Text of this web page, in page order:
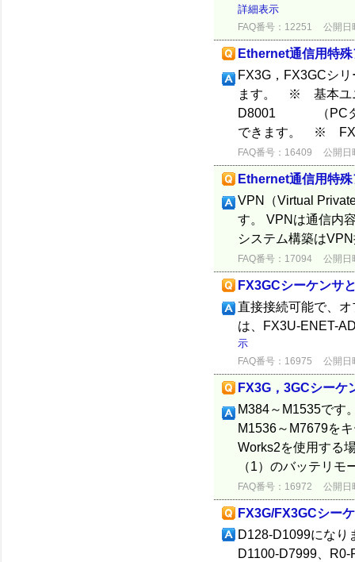
詳細表示
FAQ番号：12251 公開日
Ethernet通信用特
FX3G，FX3GCシ
ます。 ※ 基本ユニ
D8001 （PCタイ
できます。 ※
FAQ番号：16409 公開日
Ethernet通信用特
VPN（Virtual
す。 VPNは通信内
システム構築は
FAQ番号：17094 公開日
FX3GCシーケンサ
直接接続可能で、
は、FX3U-ENET-
示
FAQ番号：16975 公開日
FX3G，3GCシーケ
M384～M1535です
M1536～M7679を
Works2を使用す
（1）のバッテリ
FAQ番号：16972 公開日
FX3G/FX3GCシー
D128-D1099になり
D1100-D7999、